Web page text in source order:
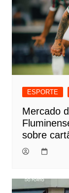
ESPORTE
Mercado
sobre